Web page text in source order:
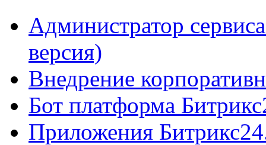
Администратор
версия)
Внедрение
Бот платформа
Приложения